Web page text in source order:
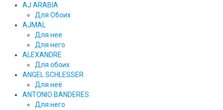
AJ ARABIA
Для Обоих
AJMAL
Для нее
Для него
ALEXANDRE
Для обоих
ANGEL SCHLESSER
Для неё
ANTONIO BANDERES
Для него